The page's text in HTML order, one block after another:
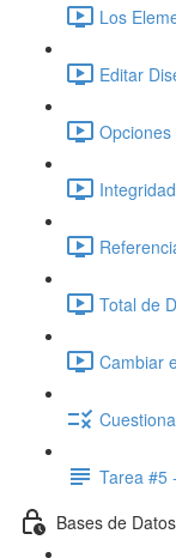
Los
Editar
Total de
Cambiar
Tarea #5
Bases de Datos